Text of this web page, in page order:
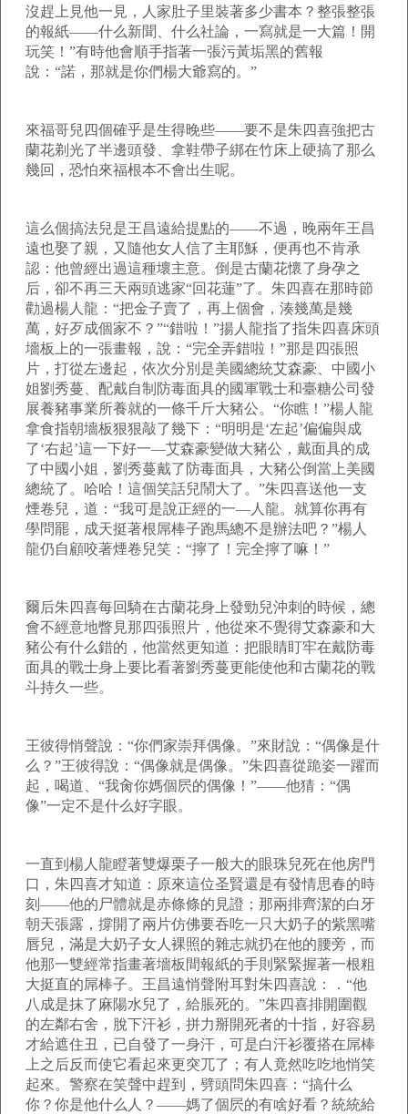
沒趕上見他一見，人家肚子里裝著多少書本？整張整張
的報紙——什么新聞、什么社論，一寫就是一大篇！開
玩笑！”有時他會順手指著一張污黃垢黑的舊報
說：“諾，那就是你們楊大爺寫的。”
來福哥兒四個確乎是生得晚些——要不是朱四喜強把古
蘭花剃光了半邊頭發、拿鞋帶子綁在竹床上硬搞了那么
幾回，恐怕來福根本不會出生呢。
這么個搞法兒是王昌遠給提點的——不過，晚兩年王昌
遠也娶了親，又隨他女人信了主耶穌，便再也不肯承
認：他曾經出過這種壞主意。倒是古蘭花懷了身孕之
后，卻不再三天兩頭逃家“回花蓮”了。朱四喜在那時節
勸過楊人龍：“把金子賣了，再上個會，湊幾萬是幾
萬，好歹成個家不？”“錯啦！”揚人龍指了指朱四喜床頭
墻板上的一張畫報，說：“完全弄錯啦！”那是四張照
片，打從左邊起，依次分別是美國總統艾森豪、中國小
姐劉秀蔓、配戴自制防毒面具的國軍戰士和臺糖公司發
展養豬事業所養就的一條千斤大豬公。“你瞧！”楊人龍
拿食指朝墻板狠狠敲了幾下：“明明是‘左起’偏偏與成
了‘右起’這一下好一—艾森豪變做大豬公，戴面具的成
了中國小姐，劉秀蔓戴了防毒面具，大豬公倒當上美國
總統了。哈哈！這個笑話兒鬧大了。”朱四喜送他一支
煙卷兒，道：“我可是說正經的一—人龍。就算你再有
學問罷，成天挺著根屌棒子跑馬總不是辦法吧？”楊人
龍仍自顧咬著煙卷兒笑：“擰了！完全擰了嘛！”
爾后朱四喜每回騎在古蘭花身上發勁兒沖刺的時候，總
會不經意地瞥見那四張照片，他從來不覺得艾森豪和大
豬公有什么錯的，他當然更知道：把眼睛盯牢在戴防毒
面具的戰士身上要比看著劉秀蔓更能使他和古蘭花的戰
斗持久一些。
王彼得悄聲說：“你們家崇拜偶像。”來財說：“偶像是什
么？”王彼得說：“偶像就是偶像。”朱四喜從跪姿一躍而
起，喝道、“我肏你媽個屄的偶像！”——他猜：“偶
像”一定不是什么好字眼。
一直到楊人龍瞪著雙爆栗子一般大的眼珠兒死在他房門
口，朱四喜才知道：原來這位圣賢還是有發情思春的時
刻——他的尸體就是赤條條的見證；那兩排齊潔的白牙
朝天張露，撐開了兩片仿佛要吞吃一只大奶子的紫黑嘴
唇兒，滿是大奶子女人裸照的雜志就扔在他的腰旁，而
他那一雙經常指畫著墻板間報紙的手則緊緊握著一根粗
大挺直的屌棒子。王昌遠悄聲附耳對朱四喜說：．“他
八成是抹了麻陽水兒了，給脹死的。”朱四喜排開圍觀
的左鄰右舍，脫下汗衫，拼力掰開死者的十指，好容易
才給遮住丑，已自發了一身汗，可是白汗衫覆搭在屌棒
上之后反而使它看起來更突兀了；有人竟然吃吃地悄笑
起來。警察在笑聲中趕到，劈頭問朱四喜：“搞什么
你？你是他什么人？——媽了個屄的有啥好看？統統給